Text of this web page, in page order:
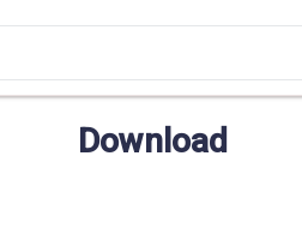
Download